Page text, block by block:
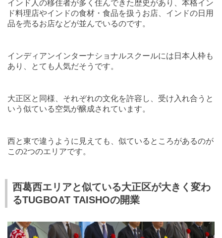
インド人の移住者が多く住んできた歴史があり、本格イン
ド料理店やインドの食材・食品を扱うお店、インドの日用
品を売るお店などが並んでいるのです。
インディアンインターナショナルスクールには日本人枠も
あり、とても人気だそうです。
大正区と同様、それぞれの文化を許容し、受け入れ合うと
いう似ている空気が醸成されています。
西と東で違うように見えても、似ているところがあるのが
この2つのエリアです。
西葛西エリアと似ている大正区が大きく変わ
るTUGBOAT TAISHOの開業